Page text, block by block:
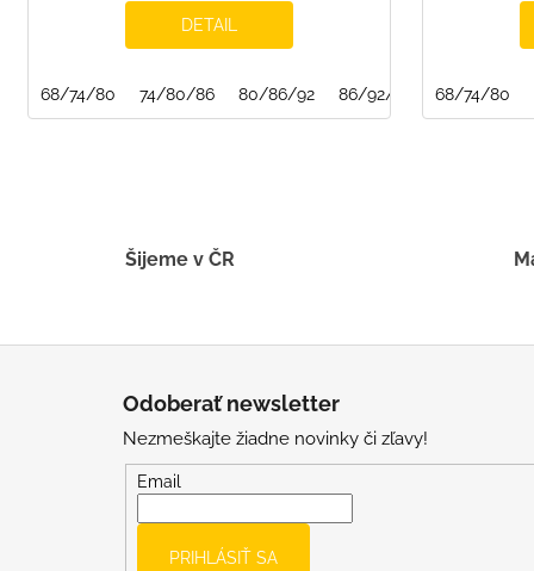
DETAIL
68/74/80 74/80/86 80/86/92 86/92/98 68/74/80
Šijeme v ČR
Odoberať newsletter
Nezmeškajte žiadne novinky či zľavy!
Email
PRIHLÁSIŤ SA